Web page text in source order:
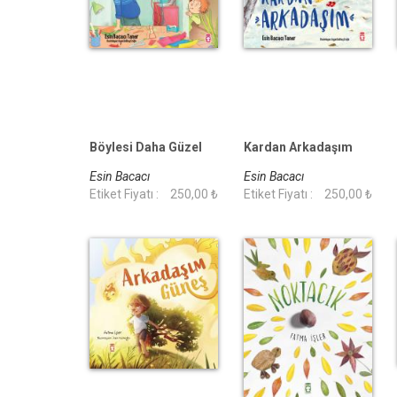
Böylesi Daha Güzel
Esin Bacacı
Etiket Fiyatı :
250,00 ₺
Kardan Arkadaşım
Esin Bacacı
Etiket Fiyatı :
250,00 ₺